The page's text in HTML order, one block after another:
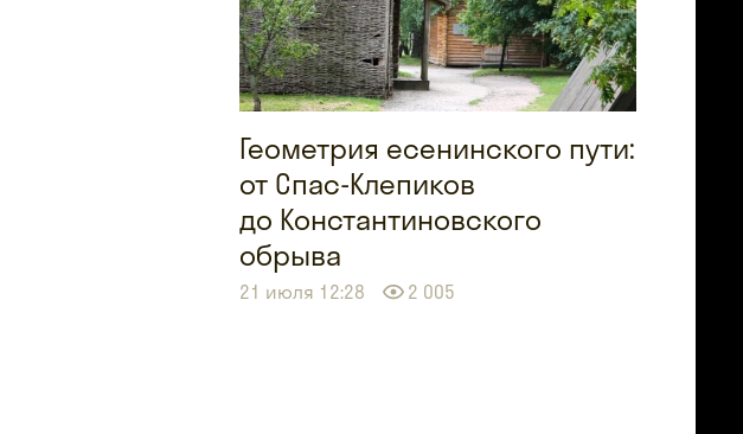
Геометрия есенинского пути:
от Спас-Клепиков
до Константиновского
обрыва
21 июля 12:28 2 005